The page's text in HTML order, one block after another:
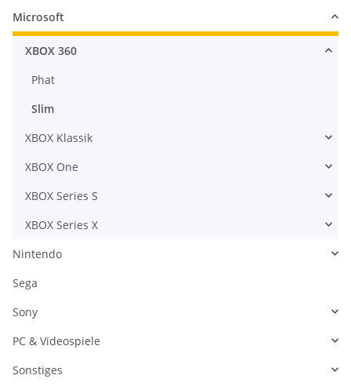
Microsoft
XBOX 360
Phat
Slim
XBOX Klassik
XBOX One
XBOX Series S
XBOX Series X
Nintendo
Sega
Sony
PC & Videospiele
Sonstiges